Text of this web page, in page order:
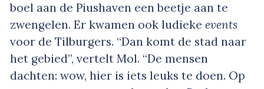
boel aan de Piushaven een beetje aan te
zwengelen. Er kwamen ook ludieke events
voor de Tilburgers. “Dan komt de stad naar
het gebied”, vertelt Mol. “De mensen
dachten: wow, hier is iets leuks te doen. Op